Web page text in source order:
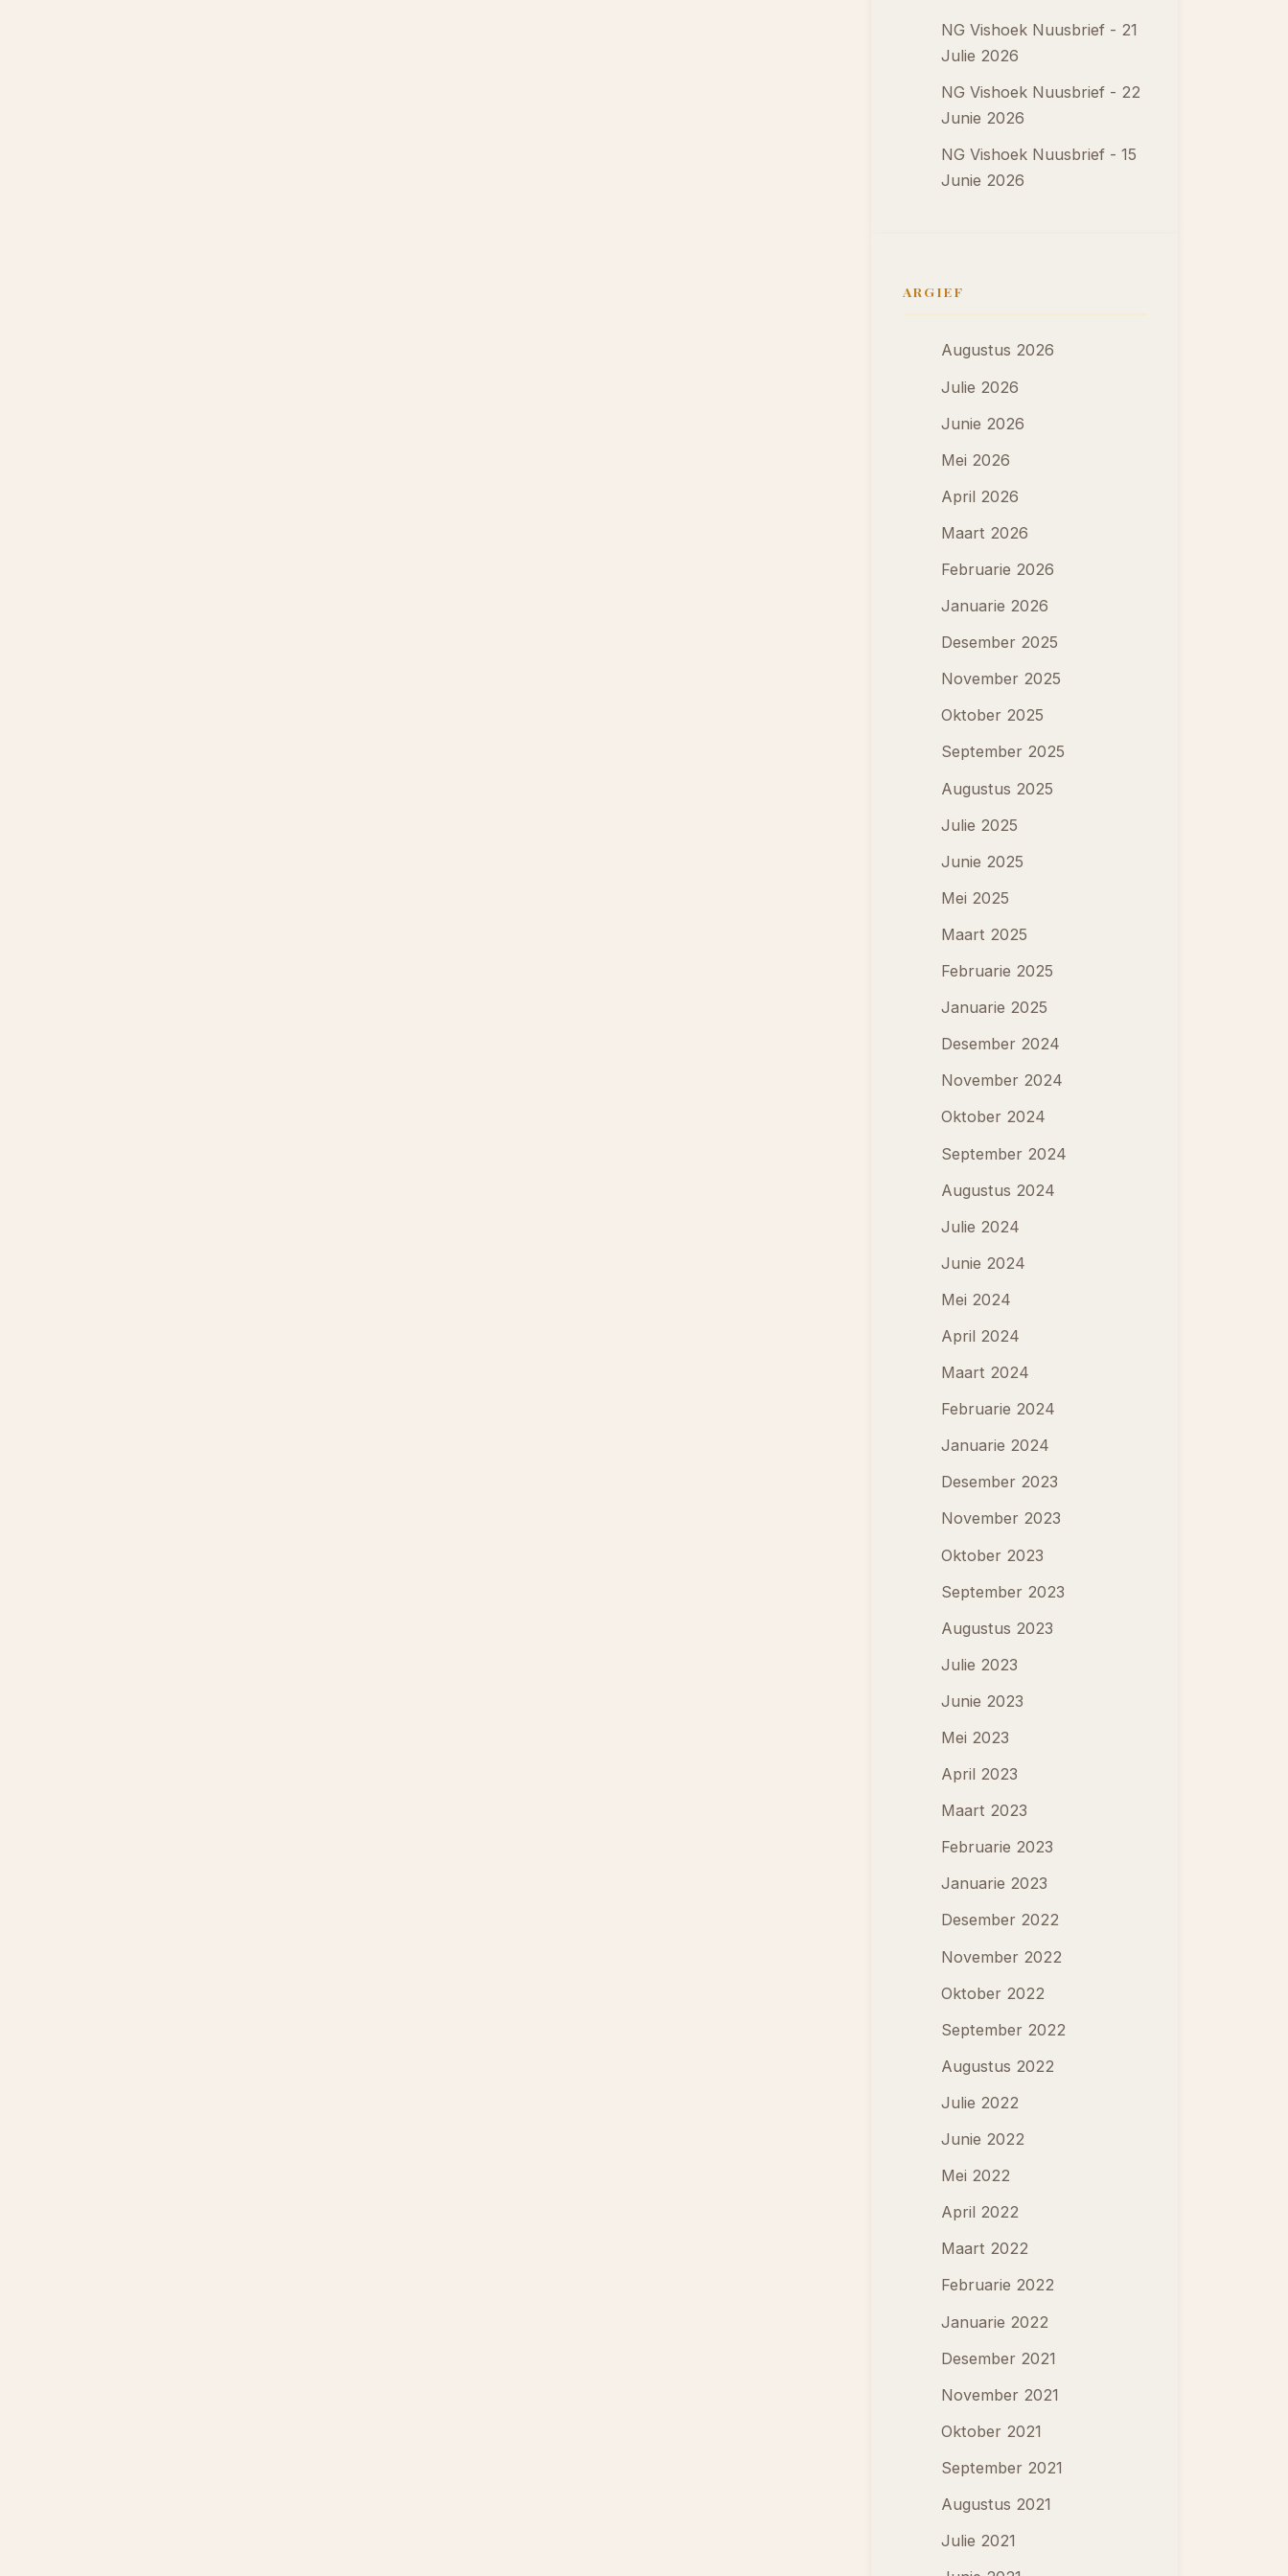
NG Vishoek Nuusbrief - 21
Julie 2026
NG Vishoek Nuusbrief - 22
Junie 2026
NG Vishoek Nuusbrief - 15
Junie 2026
ARGIEF
Augustus 2026
Julie 2026
Junie 2026
Mei 2026
April 2026
Maart 2026
Februarie 2026
Januarie 2026
Desember 2025
November 2025
Oktober 2025
September 2025
Augustus 2025
Julie 2025
Junie 2025
Mei 2025
Maart 2025
Februarie 2025
Januarie 2025
Desember 2024
November 2024
Oktober 2024
September 2024
Augustus 2024
Julie 2024
Junie 2024
Mei 2024
April 2024
Maart 2024
Februarie 2024
Januarie 2024
Desember 2023
November 2023
Oktober 2023
September 2023
Augustus 2023
Julie 2023
Junie 2023
Mei 2023
April 2023
Maart 2023
Februarie 2023
Januarie 2023
Desember 2022
November 2022
Oktober 2022
September 2022
Augustus 2022
Julie 2022
Junie 2022
Mei 2022
April 2022
Maart 2022
Februarie 2022
Januarie 2022
Desember 2021
November 2021
Oktober 2021
September 2021
Augustus 2021
Julie 2021